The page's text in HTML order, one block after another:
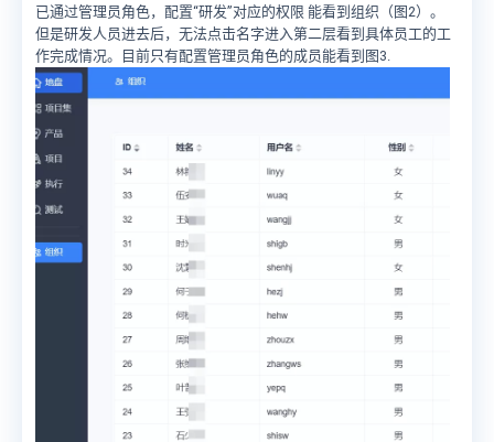
已通过管理员角色，配置“研发”对应的权限 能看到组织（图2）。
但是研发人员进去后，无法点击名字进入第二层看到具体员工的工
作完成情况。目前只有配置管理员角色的成员能看到图3.